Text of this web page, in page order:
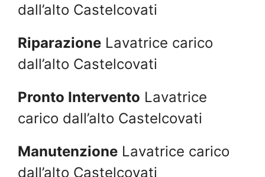
dall’alto Castelcovati
Riparazione Lavatrice carico
dall’alto Castelcovati
Pronto Intervento Lavatrice
carico dall’alto Castelcovati
Manutenzione Lavatrice carico
dall’alto Castelcovati